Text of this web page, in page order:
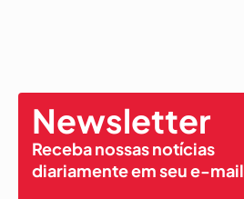
Newsletter
Receba nossas notícias
diariamente em seu e-mail